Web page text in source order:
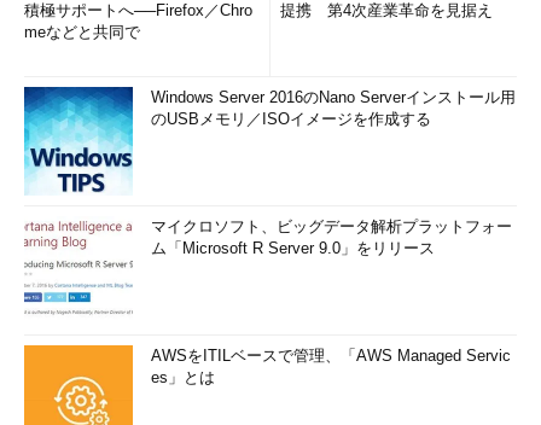
積極サポートへ──Firefox／Chro
meなどと共同で
提携 第4次産業革命を見据え
Windows Server 2016のNano Serverインストール用
のUSBメモリ／ISOイメージを作成する
マイクロソフト、ビッグデータ解析プラットフォー
ム「Microsoft R Server 9.0」をリリース
AWSをITILベースで管理、「AWS Managed Servic
es」とは